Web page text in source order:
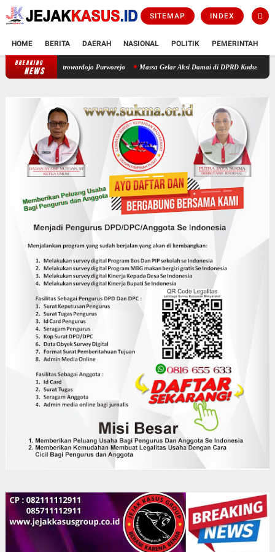
SITEMAP INDEX
HOME BERITA DAERAH NASIONAL POLITIK PEMERINTAH
BREAKING
NEWS
dr. Tjitrowardojo Purworejo Massa Gelar Aksi Damai di DPRD Kudus, Kapolres